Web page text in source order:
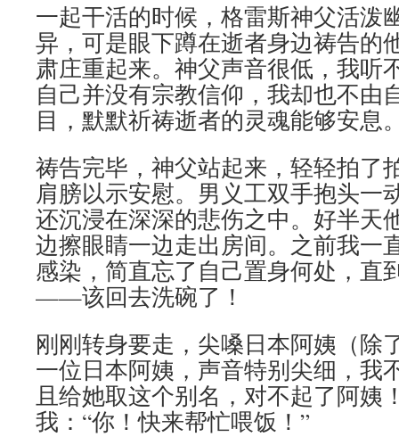
一起干活的时候，格雷斯神父活泼
异，可是眼下蹲在逝者身边祷告的
肃庄重起来。神父声音很低，我听
自己并没有宗教信仰，我却也不由
目，默默祈祷逝者的灵魂能够安息
祷告完毕，神父站起来，轻轻拍了
肩膀以示安慰。男义工双手抱头一
还沉浸在深深的悲伤之中。好半天
边擦眼睛一边走出房间。之前我一
感染，简直忘了自己置身何处，直
——该回去洗碗了！
刚刚转身要走，尖嗓日本阿姨（除
一位日本阿姨，声音特别尖细，我
且给她取这个别名，对不起了阿姨
我：“你！快来帮忙喂饭！”